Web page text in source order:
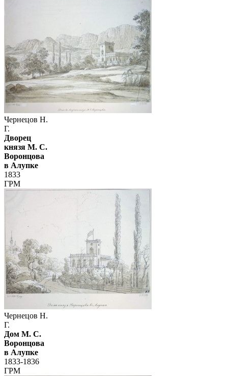
Чернецов Н.
Г.
Дворец
князя М. С.
Воронцова
в Алупке
1833
ГРМ
Чернецов Н.
Г.
Дом М. С.
Воронцова
в Алупке
1833-1836
ГРМ